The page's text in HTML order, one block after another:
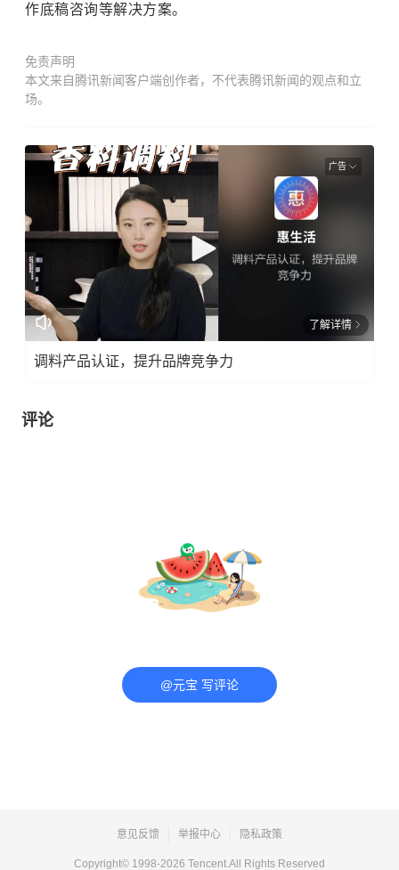
作底稿咨询等解决方案。
免责声明
本文来自腾讯新闻客户端创作者，不代表腾讯新闻的观点和立
场。
广告
了解详情
调料产品认证，提升品牌竞争力
评论
@元宝 写评论
意见反馈 举报中心 隐私政策
Copyright© 1998-2026 Tencent.All Rights Reserved